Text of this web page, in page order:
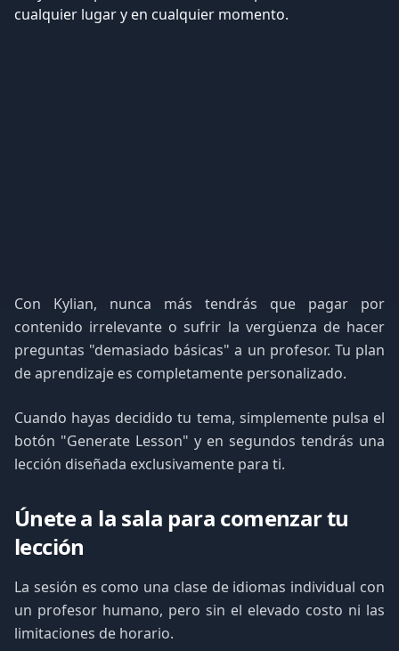
Con Kylian, nunca más tendrás que pagar por
contenido irrelevante o sufrir la vergüenza de hacer
preguntas "demasiado básicas" a un profesor. Tu plan
de aprendizaje es completamente personalizado.
Cuando hayas decidido tu tema, simplemente pulsa el
botón "Generate Lesson" y en segundos tendrás una
lección diseñada exclusivamente para ti.
Únete a la sala para comenzar tu
lección
La sesión es como una clase de idiomas individual con
un profesor humano, pero sin el elevado costo ni las
limitaciones de horario.